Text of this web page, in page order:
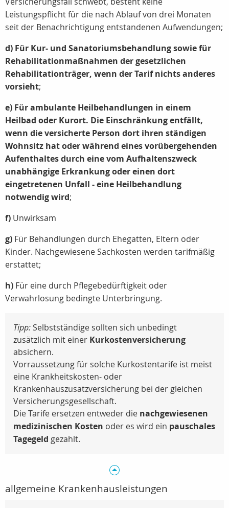
Leistungspflicht für die nach Ablauf von drei Monaten
seit der Benachrichtigung entstandenen Aufwendungen;
d) Für Kur- und Sanatoriumsbehandlung sowie für
Rehabilitationmaßnahmen der gesetzlichen
Rehabilitationträger, wenn der Tarif nichts anderes
vorsieht;
e) Für ambulante Heilbehandlungen in einem
Heilbad oder Kurort. Die Einschränkung entfällt,
wenn die versicherte Person dort ihren ständigen
Wohnsitz hat oder während eines vorübergehenden
Aufenthaltes durch eine vom Aufhaltenszweck
unabhängige Erkrankung oder einen dort
eingetretenen Unfall - eine Heilbehandlung
notwendig wird;
f) Unwirksam
g) Für Behandlungen durch Ehegatten, Eltern oder
Kinder. Nachgewiesene Sachkosten werden tarifmäßig
erstattet;
h) Für eine durch Pflegebedürftigkeit oder
Verwahrlosung bedingte Unterbringung.
Tipp:Selbstständige sollten sich unbedingt
zusätzlich mit einer Kurkostenversicherung
absichern.
Vorraussetzung für solche Kurkostentarife ist meist
eine Krankheitskosten- oder
Krankenhauszusatzversicherung bei der gleichen
Versicherungsgesellschaft.
Die Tarife ersetzen entweder die nachgewiesenen
medizinischen Kosten oder es wird ein pauschales
Tagegeld gezahlt.
allgemeine Krankenhausleistungen